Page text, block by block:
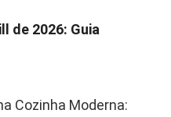
de 2026: Guia
Cozinha Moderna: